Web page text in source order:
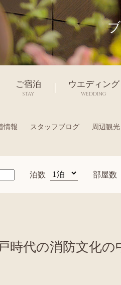
ご宿泊
STAY
ウエディング
WEDDING
情報 スタッフブログ 周辺観光
泊数 部屋数
代の消防文化の